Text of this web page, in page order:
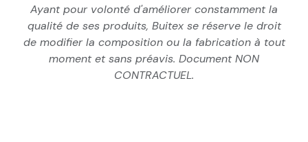
Ayant pour volonté d'améliorer constamment la
qualité de ses produits, Buitex se réserve le droit
de modifier la composition ou la fabrication à tout
moment et sans préavis. Document NON
CONTRACTUEL.